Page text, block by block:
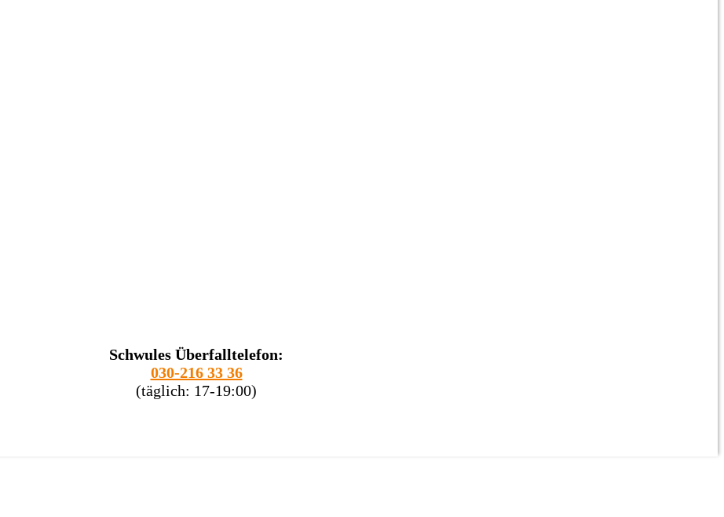
Schwules Überfalltelefon:
030-216 33 36
(täglich: 17-19:00)